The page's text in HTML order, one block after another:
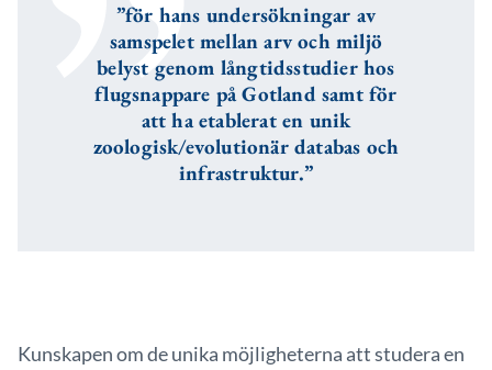
”för hans undersökningar av
samspelet mellan arv och miljö
belyst genom långtidsstudier hos
flugsnappare på Gotland samt för
att ha etablerat en unik
zoologisk/evolutionär databas och
infrastruktur.”
Kunskapen om de unika möjligheterna att studera en